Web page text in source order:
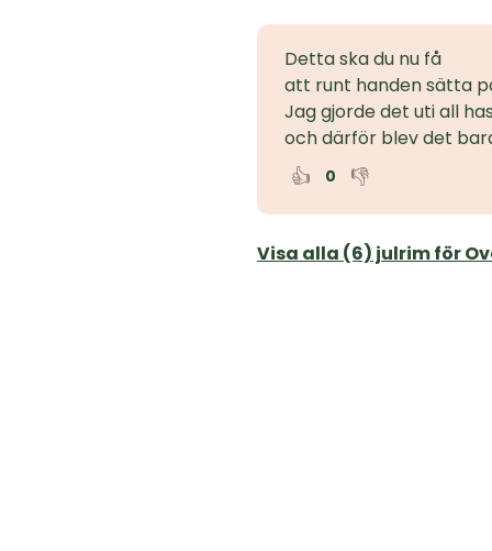
Detta ska du nu få
att runt handen sätta
Jag gjorde det uti all
och därför blev det
👍 0 👎
Visa alla (6) julrim för